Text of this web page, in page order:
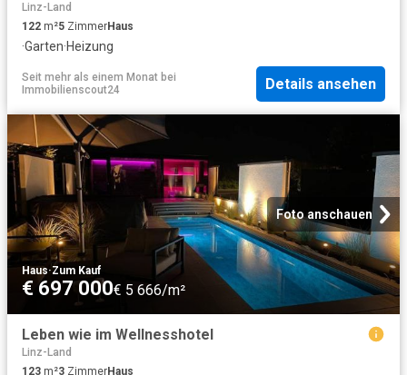
Linz-Land
122 m²5 ZimmerHaus
·Garten·Heizung
Seit mehr als einem Monat bei
Immobilienscout24
Details ansehen
Foto anschauen
Haus·Zum Kauf
€ 697 000€ 5 666/m²
Leben wie im Wellnesshotel
Linz-Land
123 m²3 ZimmerHaus